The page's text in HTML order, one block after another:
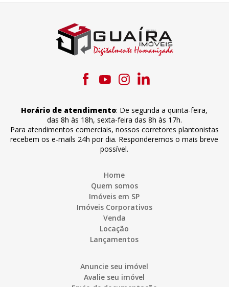
Horário de atendimento: De segunda a quinta-feira,
das 8h às 18h, sexta-feira das 8h às 17h.
Para atendimentos comerciais, nossos corretores plantonistas
recebem os e-mails 24h por dia. Responderemos o mais breve
possível.
Home
Quem somos
Imóveis em SP
Imóveis Corporativos
Venda
Locação
Lançamentos
Anuncie seu imóvel
Avalie seu imóvel